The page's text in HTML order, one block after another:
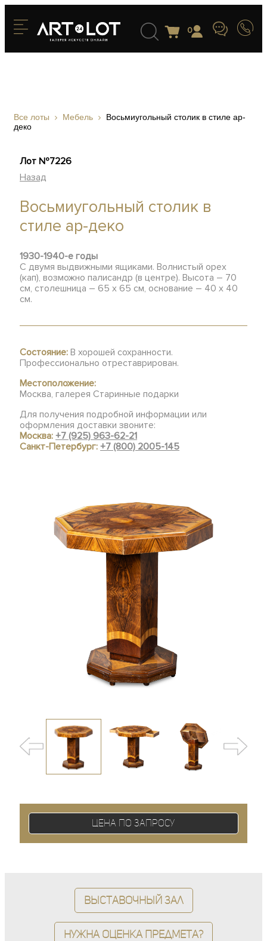
0
Все лоты Мебель
Восьмиугольный столик в стиле ар-
деко
Лот №7226
Назад
Восьмиугольный столик в
стиле ар-деко
1930-1940-е годы
С двумя выдвижными ящиками. Волнистый орех
(кап), возможно палисандр (в центре). Высота – 70
см, столешница – 65 х 65 см, основание – 40 х 40
см.
Состояние: В хорошей сохранности.
Профессионально отреставрирован.
Местоположение:
Москва, галерея Старинные подарки
Для получения подробной информации или
оформления доставки звоните:
Москва:+7 (925) 963-62-21
Санкт-Петербург:+7 (800) 2005-145
Цена по запросу
Выставочный зал
Нужна оценка предмета?